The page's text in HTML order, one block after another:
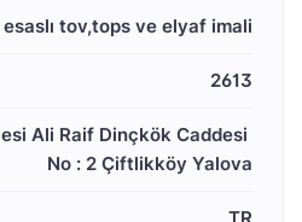
tov,tops ve elyaf imali
2613
Ali Raif Dinçkök Caddesi
No : 2 Çiftlikköy Yalova